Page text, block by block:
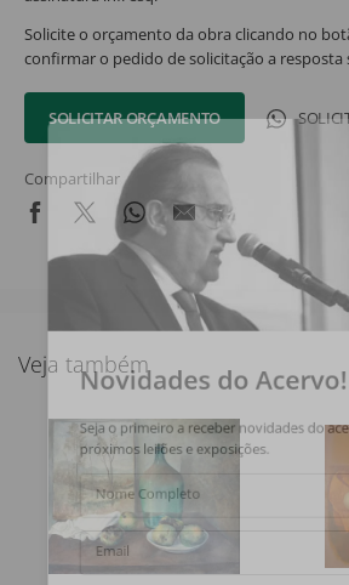
Solicite o orçamento da obra clicando no
confirmar o pedido de solicitação a resposta
SOLICITAR ORÇAMENTO
Compartilhar
Veja também
Novidades do Acervo!
Seja o primeiro a receber novidades do
próximos leilões e exposições.
Nome Completo
Email